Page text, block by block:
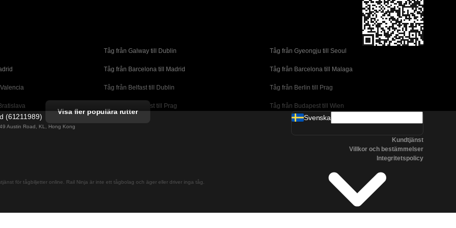
Tåg från Galway till Dublin Tåg från Gyeongju till Seoul
Tåg från Barcelona till Madrid Tåg från Barcelona till Malaga
Tåg från Belfast till Dublin Tåg från Berlin till Prag
Tåg från Budapest till Prag Tåg från Budapest till Wien
Tåg från Dublin till Belfast
Tåg från Lissabon till Madrid Tåg från Lissabon till Porto
Tåg från Madrid till Cordoba
Visa fler populära rutter
(61211989)
Austin Road, KL, Hong Kong
för tågbiljetter online. Rail Ninja är inte ett tågbolag och äger eller driver inga tåg.
Svenska
Kundtjänst
Villkor och bestämmelser
Integritetspolicy